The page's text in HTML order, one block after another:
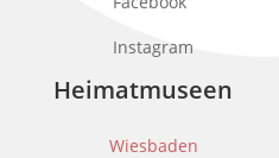
Instagram
Heimatmuseen
Wiesbaden